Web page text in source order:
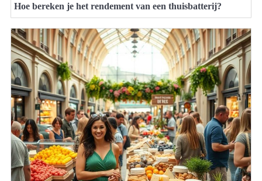
Hoe bereken je het rendement van een thuisbatterij?